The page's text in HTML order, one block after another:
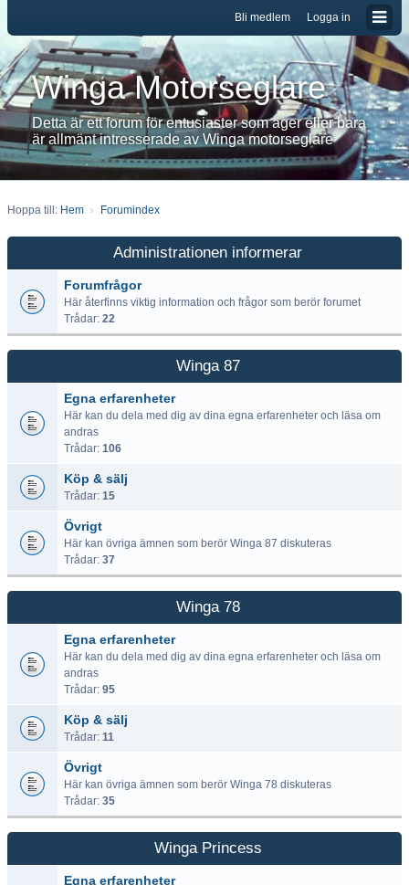
Logga in
Bli medlem
Winga Motorseglare
Detta är ett forum för entusiaster som äger eller bara
är allmänt intresserade av Winga motorseglare
Hoppa till: Hem Forumindex
Administrationen informerar
Forumfrågor
Här återfinns viktig information och frågor som berör forumet
Trådar: 22
Winga 87
Egna erfarenheter
Här kan du dela med dig av dina egna erfarenheter och läsa om
andras
Trådar: 106
Köp & sälj
Trådar: 15
Övrigt
Här kan övriga ämnen som berör Winga 87 diskuteras
Trådar: 37
Winga 78
Egna erfarenheter
Här kan du dela med dig av dina egna erfarenheter och läsa om
andras
Trådar: 95
Köp & sälj
Trådar: 11
Övrigt
Här kan övriga ämnen som berör Winga 78 diskuteras
Trådar: 35
Winga Princess
Egna erfarenheter